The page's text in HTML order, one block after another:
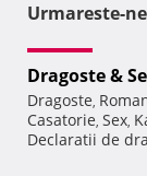
Urmareste-
Dragoste &
Dragoste,
Casatorie, Sex,
Declaratii de